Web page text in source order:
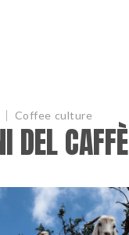
Coffee culture
DEL CAFFÈ